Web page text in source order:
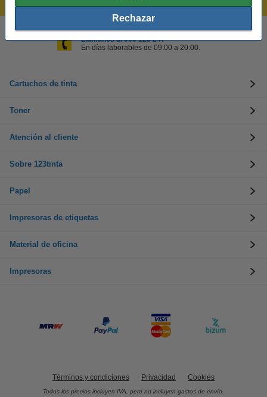
Rechazar
Llámanos al 900 123 247
En días laborables de 09:00 a 20:00.
Cartuchos de tinta
Toner
Atención al cliente
Sobre 123tinta
Papel
Impresoras de etiquetas
Material de oficina
Impresoras
Términos y condiciones Privacidad Cookies
Todos los precios incluyen IVA, pero no incluyen gastos de envío.